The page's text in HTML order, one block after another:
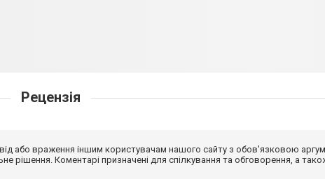
Рецензія
або враження іншим користувачам нашого сайту з обов'язковою
рішення. Коментарі призначені для спілкування та обговорення, а